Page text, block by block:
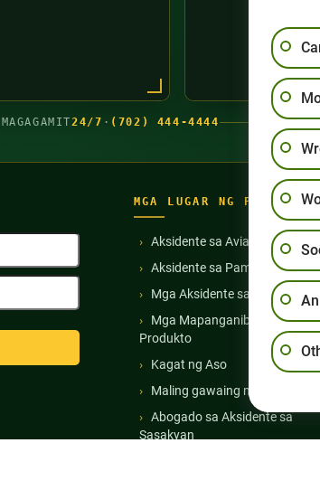
MAGAGAMIT24/7 · (702) 444-4444
MGA LUGAR NG
Aksidente sa Aviation
Aksidente sa Pamamangka
Mga Aksidente sa Bus
Mga Mapanganib na Gamot
Produkto
Kagat ng Aso
Maling gawaing medikal
Abogado sa Aksidente sa
Sasakyan